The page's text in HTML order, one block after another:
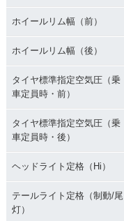
ホイールリム幅（前）
ホイールリム幅（後）
タイヤ標準指定空気圧（乗
車定員時・前）
タイヤ標準指定空気圧（乗
車定員時・後）
ヘッドライト定格（Hi）
テールライト定格（制動/尾
灯）